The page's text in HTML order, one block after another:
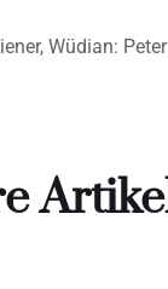
Wüdian: